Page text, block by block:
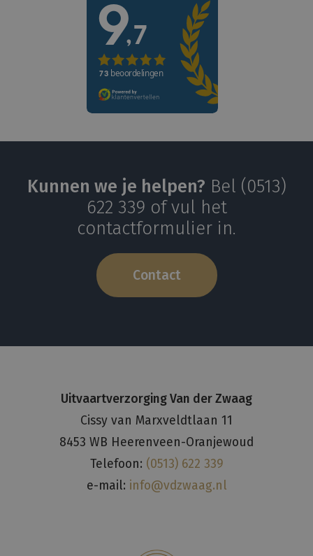
Kunnen we je helpen? Bel (0513)
622 339 of vul het
contactformulier in.
Contact
Uitvaartverzorging Van der Zwaag
Cissy van Marxveldtlaan 11
8453 WB Heerenveen-Oranjewoud
Telefoon: (0513) 622 339
e-mail: info@vdzwaag.nl